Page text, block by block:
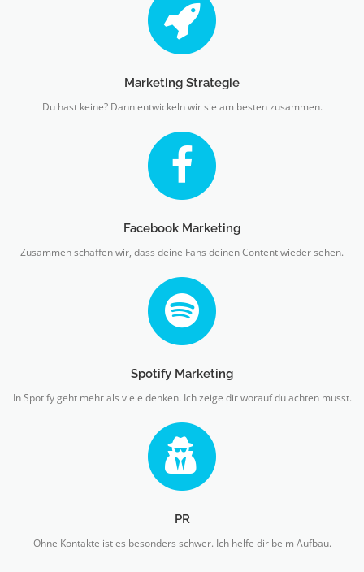
Marketing Strategie
Du hast keine? Dann entwickeln wir sie am besten zusammen.
Facebook Marketing
Zusammen schaffen wir, dass deine Fans deinen Content wieder sehen.
Spotify Marketing
In Spotify geht mehr als viele denken. Ich zeige dir worauf du achten musst.
PR
Ohne Kontakte ist es besonders schwer. Ich helfe dir beim Aufbau.